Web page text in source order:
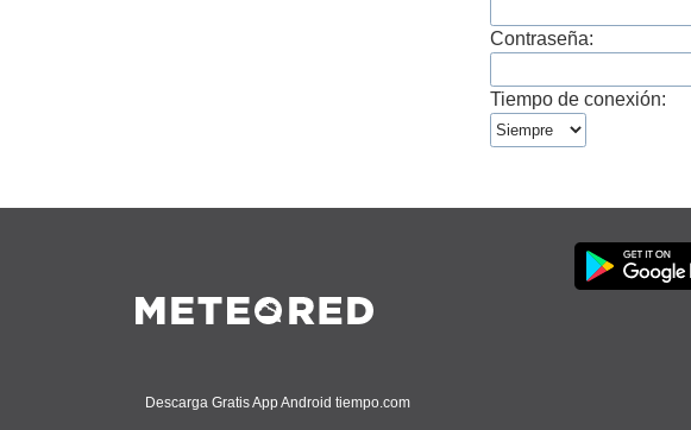
Contraseña:
Tiempo de conexión:
Descarga Gratis App Android tiempo.com